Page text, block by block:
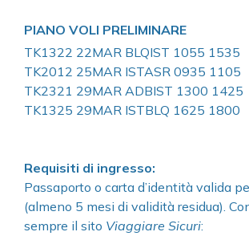
PIANO VOLI PRELIMINARE
TK1322 22MAR BLQIST 1055 1535
TK2012 25MAR ISTASR 0935 1105
TK2321 29MAR ADBIST 1300 1425
TK1325 29MAR ISTBLQ 1625 1800
Requisiti di ingresso:
Passaporto o carta d’identità valida
(almeno 5 mesi di validità residua).
sempre il sito Viaggiare Sicuri: